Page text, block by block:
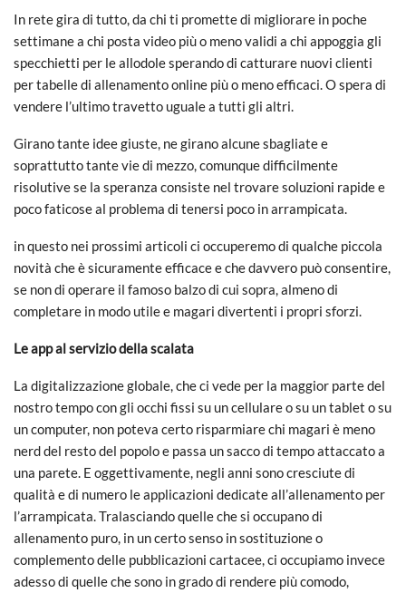
In rete gira di tutto, da chi ti promette di migliorare in poche
settimane a chi posta video più o meno validi a chi appoggia gli
specchietti per le allodole sperando di catturare nuovi clienti
per tabelle di allenamento online più o meno efficaci. O spera di
vendere l’ultimo travetto uguale a tutti gli altri.
Girano tante idee giuste, ne girano alcune sbagliate e
soprattutto tante vie di mezzo, comunque difficilmente
risolutive se la speranza consiste nel trovare soluzioni rapide e
poco faticose al problema di tenersi poco in arrampicata.
in questo nei prossimi articoli ci occuperemo di qualche piccola
novità che è sicuramente efficace e che davvero può consentire,
se non di operare il famoso balzo di cui sopra, almeno di
completare in modo utile e magari divertenti i propri sforzi.
Le app al servizio della scalata
La digitalizzazione globale, che ci vede per la maggior parte del
nostro tempo con gli occhi fissi su un cellulare o su un tablet o su
un computer, non poteva certo risparmiare chi magari è meno
nerd del resto del popolo e passa un sacco di tempo attaccato a
una parete. E oggettivamente, negli anni sono cresciute di
qualità e di numero le applicazioni dedicate all’allenamento per
l’arrampicata. Tralasciando quelle che si occupano di
allenamento puro, in un certo senso in sostituzione o
complemento delle pubblicazioni cartacee, ci occupiamo invece
adesso di quelle che sono in grado di rendere più comodo,